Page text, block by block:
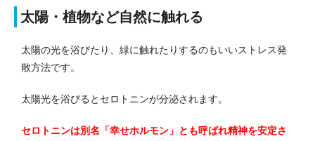
太陽・植物など自然に触れる
太陽の光を浴びたり、緑に触れたりするのもいいストレス発
散方法です。
太陽光を浴びるとセロトニンが分泌されます。
セロトニンは別名「幸せホルモン」とも呼ばれ精神を安定さ